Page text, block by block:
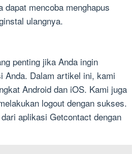
mencoba menghapus
ulangnya.
penting jika Anda ingin
Anda. Dalam artikel ini, kami
Android dan iOS. Kami juga
logout dengan sukses.
aplikasi Getcontact dengan